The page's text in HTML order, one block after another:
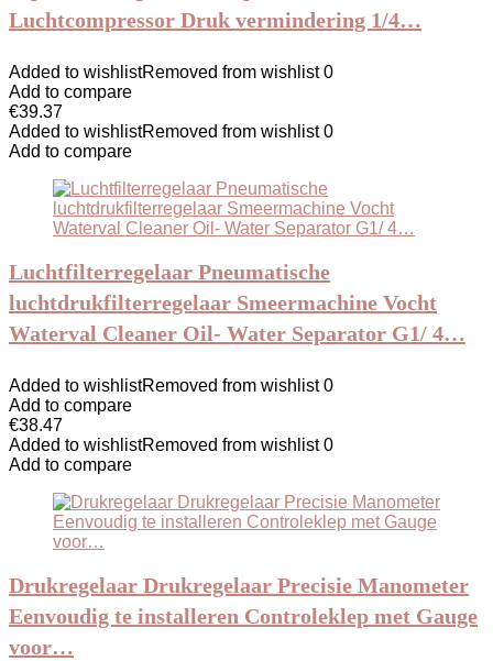
Luchtcompressor Druk vermindering 1/4…
Added to wishlistRemoved from wishlist 0
Add to compare
€39.37
Added to wishlistRemoved from wishlist 0
Add to compare
Luchtfilterregelaar Pneumatische
luchtdrukfilterregelaar Smeermachine Vocht
Waterval Cleaner Oil- Water Separator G1/ 4…
Added to wishlistRemoved from wishlist 0
Add to compare
€38.47
Added to wishlistRemoved from wishlist 0
Add to compare
Drukregelaar Drukregelaar Precisie Manometer
Eenvoudig te installeren Controleklep met Gauge
voor…